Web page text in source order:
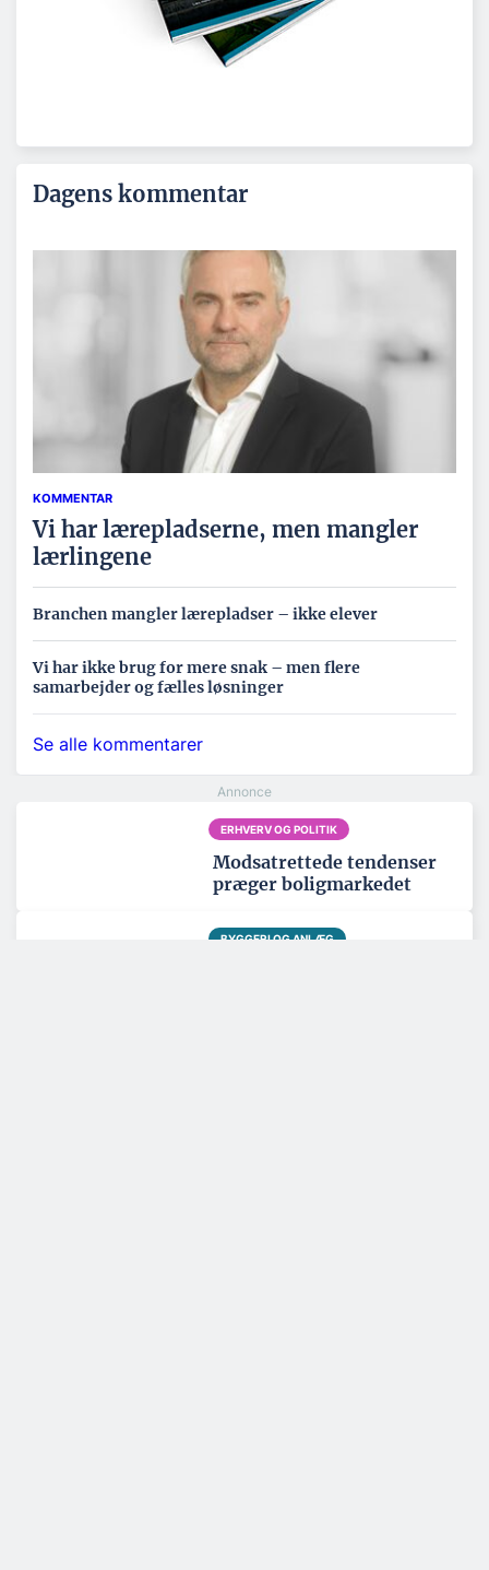
Dagens kommentar
KOMMENTAR
Vi har lærepladserne, men mangler
lærlingene
Branchen mangler lærepladser – ikke elever
Vi har ikke brug for mere snak – men flere
samarbejder og fælles løsninger
Se alle kommentarer
ERHVERV OG POLITIK
Modsatrettede tendenser
præger boligmarkedet
BYGGERI OG ANLÆG